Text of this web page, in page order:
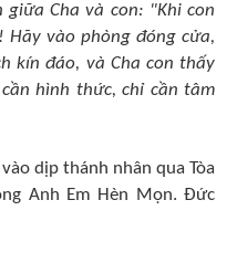
Cha và con: "Khi con
vào phòng đóng cửa,
kín đáo, và Cha con thấy
hình thức, chỉ cần tâm
dịp thánh nhân qua Tòa
Anh Em Hèn Mọn. Ðức